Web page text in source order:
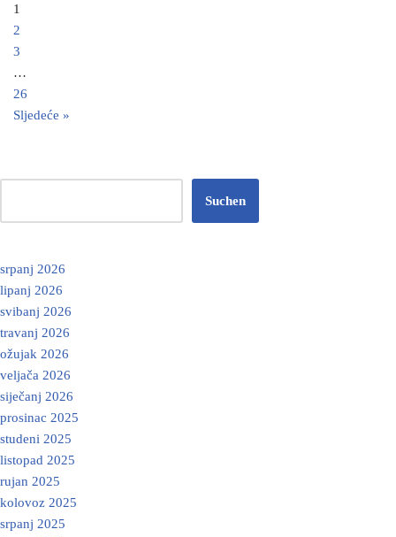
1
2
3
…
26
Sljedeće »
Suchen
srpanj 2026
lipanj 2026
svibanj 2026
travanj 2026
ožujak 2026
veljača 2026
siječanj 2026
prosinac 2025
studeni 2025
listopad 2025
rujan 2025
kolovoz 2025
srpanj 2025